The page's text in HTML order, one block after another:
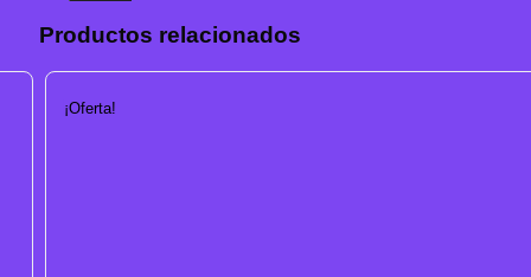
Productos relacionados
¡Oferta!